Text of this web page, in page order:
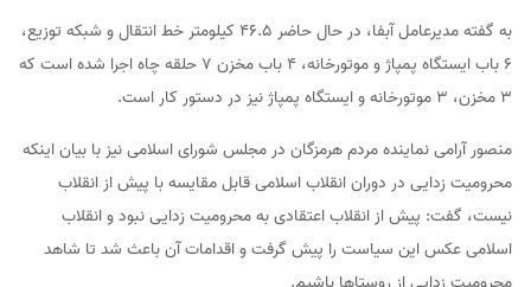
به گفته مدیرعامل آبفا، در حال حاضر ۴۶.۵ کیلومتر خط انتقال و شبکه توزیع،
۶ باب ایستگاه پمپاژ و موتورخانه، ۴ باب مخزن ۷ حلقه چاه اجرا شده است که
۳ مخزن، ۳ موتورخانه و ایستگاه پمپاژ نیز در دستور کار است.
منصور آرامی نماینده مردم هرمزگان در مجلس شورای اسلامی نیز با بیان اینکه
محرومیت زدایی در دوران انقلاب اسلامی قابل مقایسه با پیش از انقلاب
نیست، گفت: پیش از انقلاب اعتقادی به محرومیت زدایی نبود و انقلاب
اسلامی عکس این سیاست را پیش گرفت و اقدامات آن باعث شد تا شاهد